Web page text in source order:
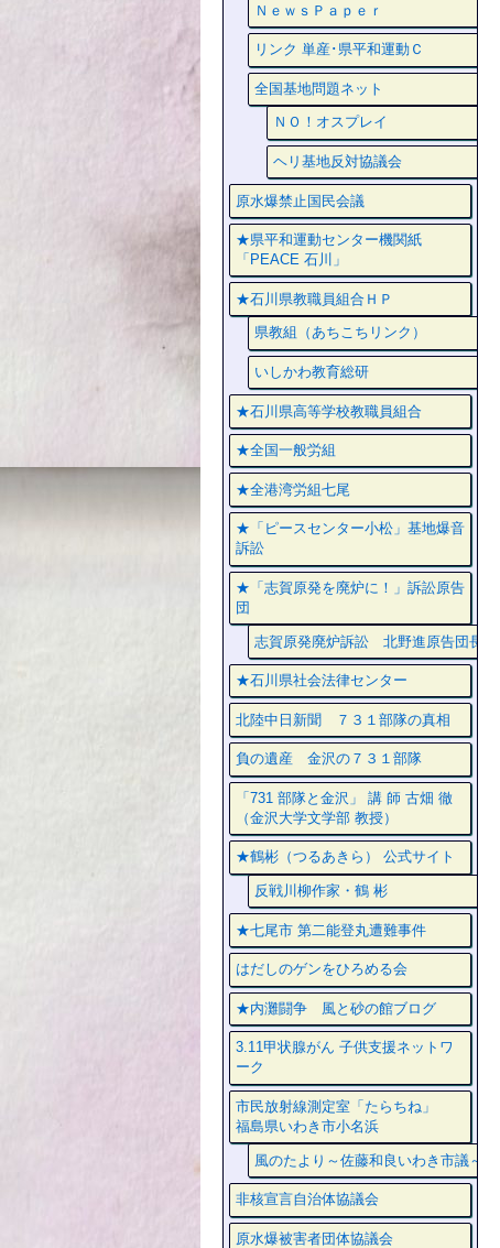
ＮｅｗｓＰａｐｅｒ
リンク 単産･県平和運動Ｃ
全国基地問題ネット
ＮＯ！オスプレイ
ヘリ基地反対協議会
原水爆禁止国民会議
★県平和運動センター機関紙
「PEACE 石川」
★石川県教職員組合ＨＰ
県教組（あちこちリンク）
いしかわ教育総研
★石川県高等学校教職員組合
★全国一般労組
★全港湾労組七尾
★「ピースセンター小松」基地爆音
訴訟
★「志賀原発を廃炉に！」訴訟原告
団
志賀原発廃炉訴訟 北野進原告団長
★石川県社会法律センター
北陸中日新聞 ７３１部隊の真相
負の遺産 金沢の７３１部隊
「731 部隊と金沢」 講 師 古畑 徹
（金沢大学文学部 教授）
★鶴彬（つるあきら） 公式サイト
反戦川柳作家・鶴 彬
★七尾市 第二能登丸遭難事件
はだしのゲンをひろめる会
★内灘闘争 風と砂の館ブログ
3.11甲状腺がん 子供支援ネットワ
ーク
市民放射線測定室「たらちね」
福島県いわき市小名浜
風のたより～佐藤和良いわき市議～
非核宣言自治体協議会
原水爆被害者団体協議会